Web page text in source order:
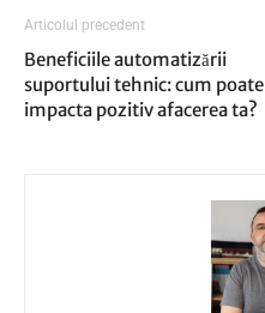
Articolul precedent
Beneficiile automatizării
suportului tehnic: cum poate
impacta pozitiv afacerea ta?